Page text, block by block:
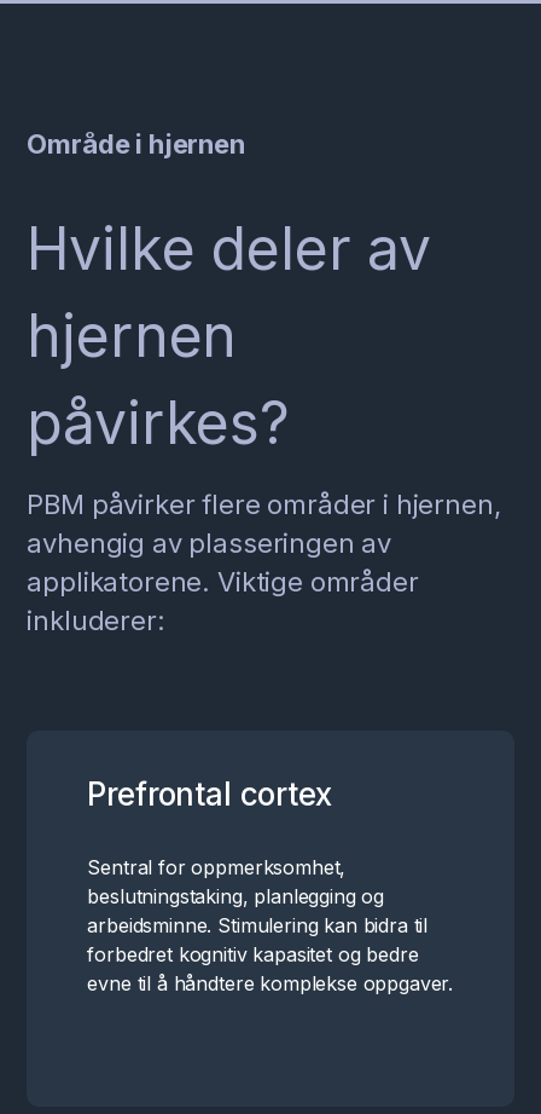
Område i hjernen
Hvilke deler av
hjernen
påvirkes?
PBM påvirker flere områder i hjernen,
avhengig av plasseringen av
applikatorene. Viktige områder
inkluderer:
Prefrontal cortex
Sentral for oppmerksomhet,
beslutningstaking, planlegging og
arbeidsminne. Stimulering kan bidra til
forbedret kognitiv kapasitet og bedre
evne til å håndtere komplekse oppgaver.